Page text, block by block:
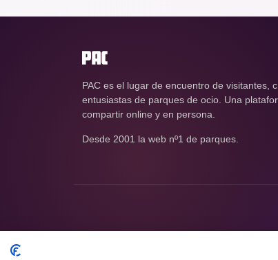
PAC es el lugar de encuentro de visitantes,
entusiastas de parques de ocio. Una
compartir online y en persona.
Desde 2001 la web nº1 de parques.